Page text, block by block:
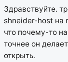
Здравствуйте.
shneider-host на
что почему-то
точнее он
открыть.